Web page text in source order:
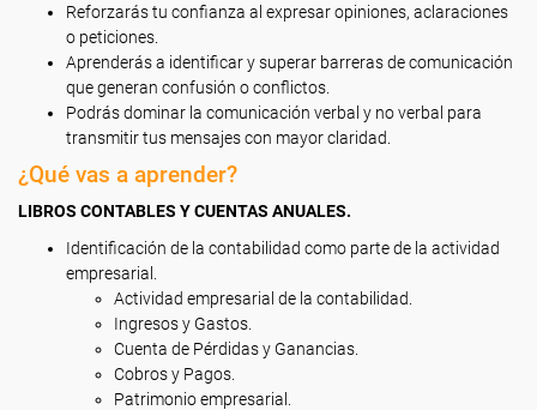
Reforzarás tu confianza al expresar opiniones, aclaraciones
o peticiones.
Aprenderás a identificar y superar barreras de comunicación
que generan confusión o conflictos.
Podrás dominar la comunicación verbal y no verbal para
transmitir tus mensajes con mayor claridad.
¿Qué vas a aprender?
LIBROS CONTABLES Y CUENTAS ANUALES.
Identificación de la contabilidad como parte de la actividad
empresarial.
Actividad empresarial de la contabilidad.
Ingresos y Gastos.
Cuenta de Pérdidas y Ganancias.
Cobros y Pagos.
Patrimonio empresarial.